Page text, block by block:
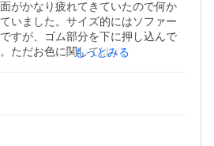
がかなり疲れてきていたので何か
いました。サイズ的にはソファー
すが、ゴム部分を下に押し込んで
ただお色に関してはインテリア的
性に期待したいと思います。他の
と思います。
もっとみる